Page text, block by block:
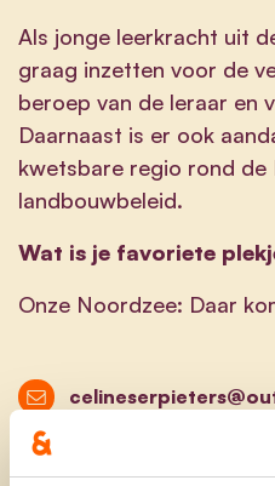
Als jonge leerkracht uit
graag inzetten voor de
beroep van de leraar en
Daarnaast is er ook
kwetsbare regio rond de
landbouwbeleid.
Wat is je favoriete
Onze Noordzee: Daar